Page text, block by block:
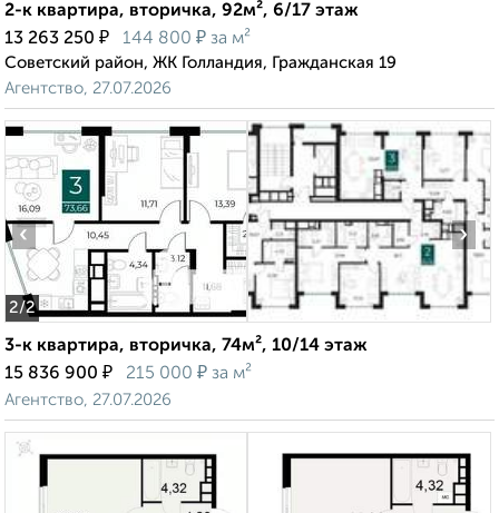
2-к квартира, вторичка, 92м², 6/17 этаж
13 263 250 ₽ 144 800 ₽ за м²
Советский район, ЖК Голландия, Гражданская 19
Агентство, 27.07.2026
2/2
‹ ›
3-к квартира, вторичка, 74м², 10/14 этаж
15 836 900 ₽ 215 000 ₽ за м²
Агентство, 27.07.2026